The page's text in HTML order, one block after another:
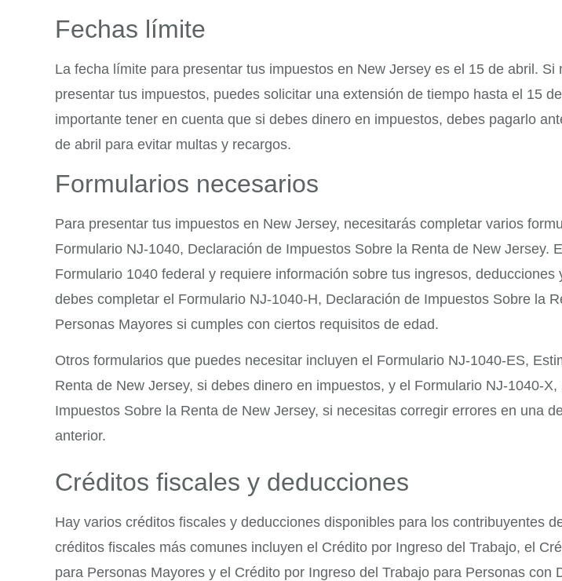
Fechas límite
La fecha límite para presentar tus impuestos en New Jersey es el 15 de abril. Si
presentar tus impuestos, puedes solicitar una extensión de tiempo hasta el 15
importante tener en cuenta que si debes dinero en impuestos, debes pagarlo
de abril para evitar multas y recargos.
Formularios necesarios
Para presentar tus impuestos en New Jersey, necesitarás completar varios
Formulario NJ-1040, Declaración de Impuestos Sobre la Renta de New Jersey.
Formulario 1040 federal y requiere información sobre tus ingresos, deducciones
debes completar el Formulario NJ-1040-H, Declaración de Impuestos Sobre la
Personas Mayores si cumples con ciertos requisitos de edad.
Otros formularios que puedes necesitar incluyen el Formulario NJ-1040-ES,
Renta de New Jersey, si debes dinero en impuestos, y el Formulario NJ-1040-
Impuestos Sobre la Renta de New Jersey, si necesitas corregir errores en una
anterior.
Créditos fiscales y deducciones
Hay varios créditos fiscales y deducciones disponibles para los contribuyentes
créditos fiscales más comunes incluyen el Crédito por Ingreso del Trabajo, el
para Personas Mayores y el Crédito por Ingreso del Trabajo para Personas con